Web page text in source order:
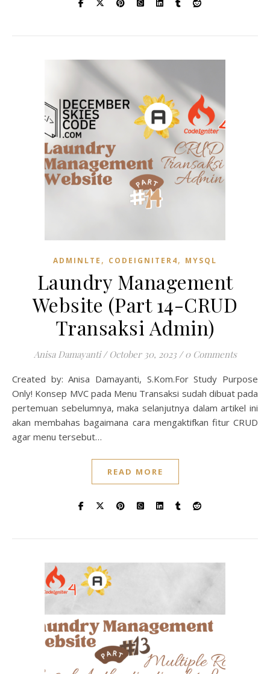
ADMINLTE , CODEIGNITER4, MYSQL
Laundry Management
Website (Part 14-CRUD
Transaksi Admin)
Anisa Damayanti / October 30, 2023 / 0 Comments
Created by: Anisa Damayanti, S.Kom.For Study Purpose
Only! Konsep MVC pada Menu Transaksi sudah dibuat pada
pertemuan sebelumnya, maka selanjutnya dalam artikel ini
akan membahas bagaimana cara mengaktifkan fitur CRUD
agar menu tersebut…
READ MORE